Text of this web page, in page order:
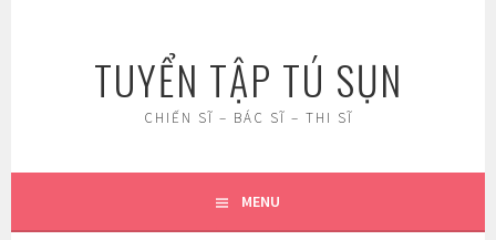
TUYỂN TẬP TÚ SỤN
CHIẾN SĨ – BÁC SĨ – THI SĨ
MENU